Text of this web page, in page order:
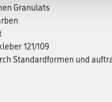
Granulats
121/109
Standardformen und